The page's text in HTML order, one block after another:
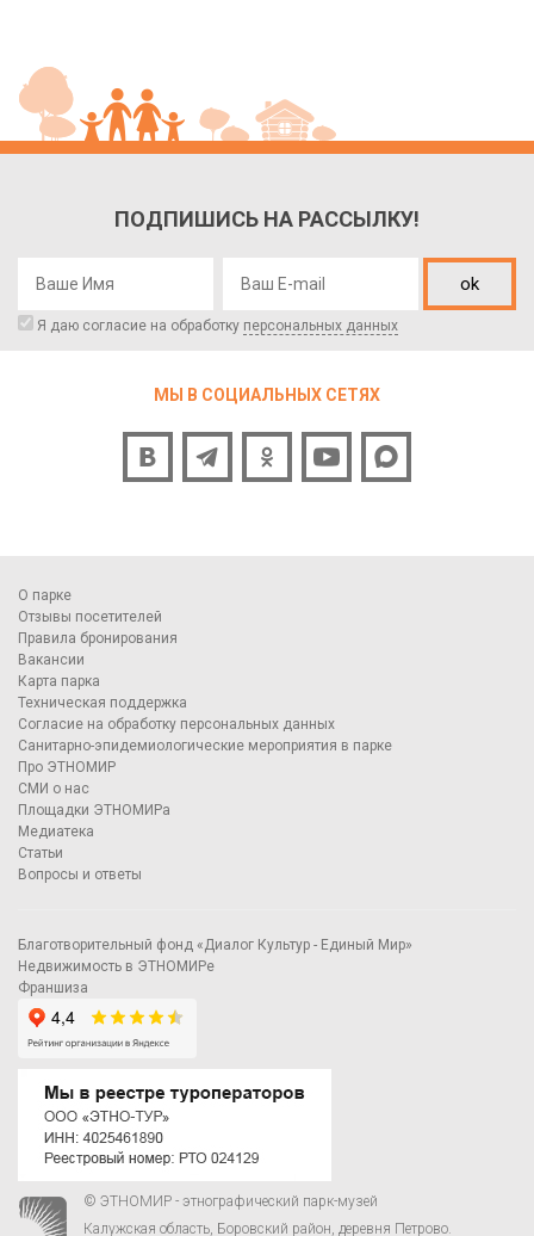
ПОДПИШИСЬ НА РАССЫЛКУ!
ok
Я даю согласие на обработку персональных данных
МЫ В СОЦИАЛЬНЫХ СЕТЯХ
О парке
Отзывы посетителей
Правила бронирования
Вакансии
Карта парка
Техническая поддержка
Согласие на обработку персональных данных
Санитарно-эпидемиологические мероприятия в парке
Про ЭТНОМИР
СМИ о нас
Площадки ЭТНОМИРа
Медиатека
Статьи
Вопросы и ответы
Благотворительный фонд «Диалог Культур - Единый Мир»
Недвижимость в ЭТНОМИРе
Франшиза
© ЭТНОМИР - этнографический парк-музей
Калужская область, Боровский район, деревня Петрово.